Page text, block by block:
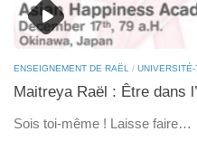
ENSEIGNEMENT DE RAËL / UNIVERSITÉ-
Maitreya Raël : Être dans
Sois toi-même ! Laisse faire…